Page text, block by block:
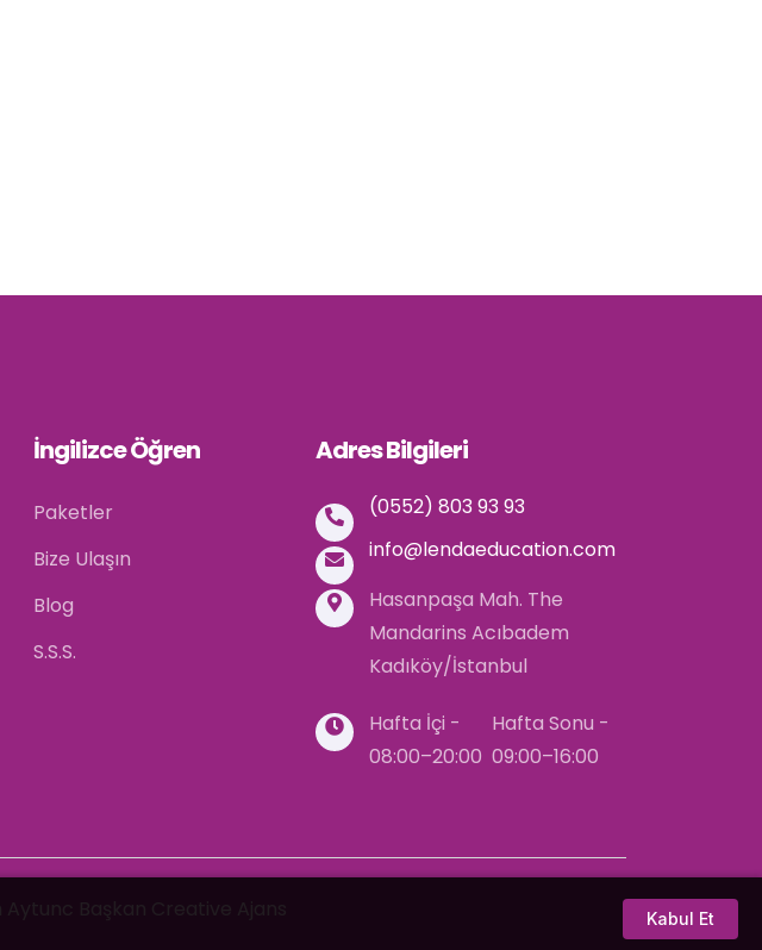
İngilizce Öğren
Paketler
Bize Ulaşın
Blog
S.S.S.
Adres Bilgileri
(0552) 803 93 93
info@lendaeducation.com
Hasanpaşa Mah. The
Mandarins Acıbadem
Kadıköy/İstanbul
Hafta İçi -
08:00–20:00
Hafta Sonu -
09:00–16:00
Kabul Et